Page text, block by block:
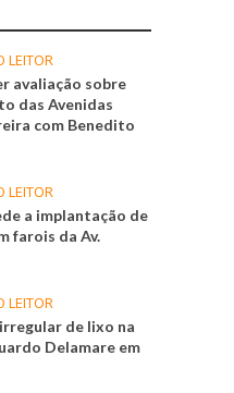
LEITOR
avaliação sobre
das Avenidas
com Benedito
LEITOR
a implantação de
farois da Av.
LEITOR
de lixo na
Delamare em